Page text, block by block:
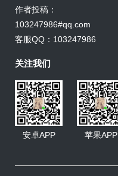
作者投稿：
103247986#qq.com
客服QQ：103247986
关注我们
安卓APP 苹果APP